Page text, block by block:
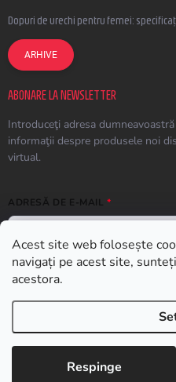
Acest site web folosește
navigați pe acest site,
acestora.
Respinge
Dopuri de urechi pentru femei:
ARHIVE
ABONARE LA NEWSLETTER
Introduceţi adresa
informaţii despre produsele noi
virtual.
ADRESĂ DE E-MAIL
ABONARE
Drepturi de autor 2026